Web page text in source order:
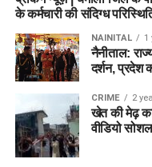
के कर्मचारी की संदिग्ध
NAINITAL 1
नैनीताल:
दर्शन, प्रदेश
CRIME 2
खेत की मेढ़
वीडियो